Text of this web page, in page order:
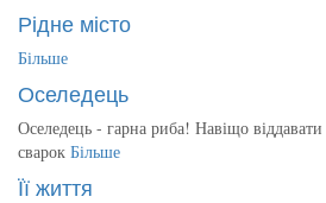
Рідне місто
Більше
Оселедець
Оселедець - гарна риба! Навіщо віддавати
сварок Більше
Її життя